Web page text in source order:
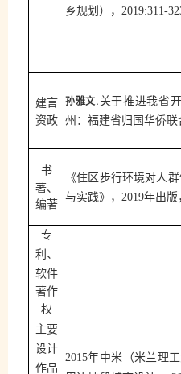
乡规划）， 2019:311-
建言
资政
孙雅文.关于推进我省
州：福建省归国华侨联
书
著、
编著
《住区步行环境对人
与实践》， 2019年出版
专
利 、
软件
著作
权
主要
设计
作品
2015年中米（米兰理